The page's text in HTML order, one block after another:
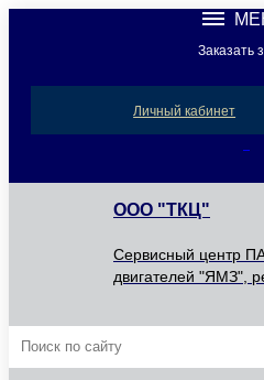
Заказать
Личный кабинет
ООО "ТКЦ"
Сервисный центр
двигателей "ЯМЗ",